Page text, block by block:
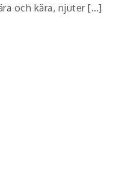
och kära, njuter […]